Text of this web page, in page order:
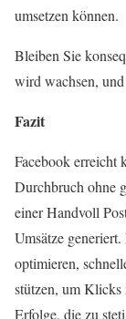
umsetzen können.
Bleiben Sie
wird wachsen,
Fazit
Facebook erreicht
Durchbruch ohne
einer Handvoll
Umsätze
optimieren,
stützen, um Klicks
Erfolge, die zu